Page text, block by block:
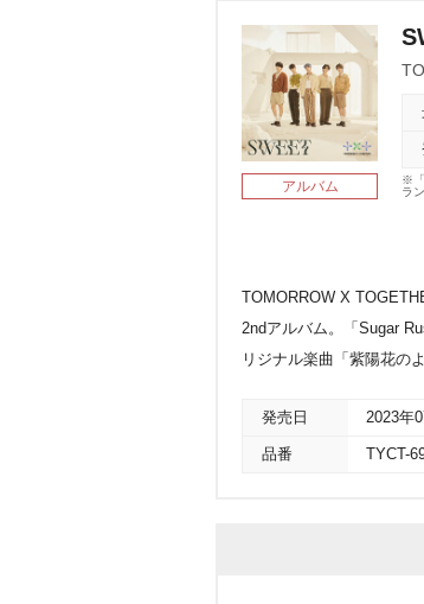
アルバム ※「
ラ
TOMORROW X
2ndアルバム。「Sugar
リジナル楽曲「紫陽花の
発売日 2023年
品番 TYCT-